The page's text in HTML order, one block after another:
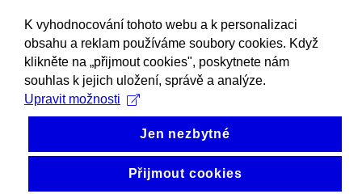
K vyhodnocování tohoto webu a k personalizaci
obsahu a reklam používáme soubory cookies. Když
klikněte na „přijmout cookies", poskytnete nám
souhlas k jejich uložení, správě a analýze.
Upravit možnosti
Jen nezbytné
Přijmout cookies